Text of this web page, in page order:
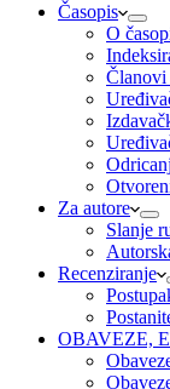
Časopis
O
Članovi
Za autore
Slanje
Recenziranje
OBAVEZE,